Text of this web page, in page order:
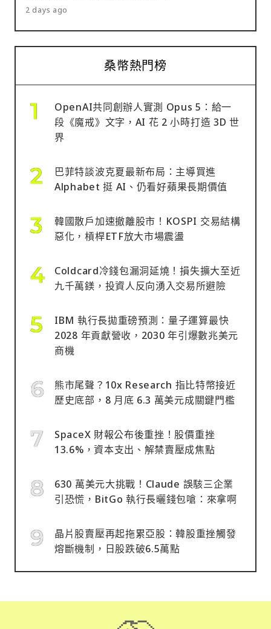
2 days ago
桑幣熱門榜
OpenAI共同創辦人實測 Opus 5：給一
段《魔戒》文字，AI 花 2 小時打造 3D 世
界
巴菲特談波克夏最新布局：主導買進
Alphabet 挺 AI、仍看好蘋果長期價值
韓國散戶加速撤離股市！KOSPI 交易結構
惡化，槓桿ETF放大市場震盪
Coldcard冷錢包漏洞延燒！損失擴大至近
九千萬鎂，投資人反向湧入交易所避險
IBM 執行長拋重磅預測：量子運算最快
2028 年貢獻營收，2030 年引爆數兆美元
商機
熊市尾聲？10x Research 指比特幣接近
歷史底部，8 月底 6.3 萬美元成關鍵門檻
SpaceX 財報公布後重挫！股價重挫
13.6%，資本支出、解禁賣壓成焦點
630 萬美元大挑戰！Claude 誤駭三企業
引恐慌，BitGo 執行長曬錢包嗆：來拿啊
晶片股賣壓再起拖累亞股：韓股重挫觸發
熔斷機制，日股跌破6.5萬點